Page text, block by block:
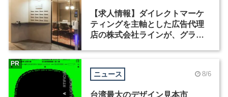
【求人情報】ダイレクトマーケ
ティングを主軸とした広告代理
店の株式会社ラインが、グラフ
ニュース 8/6
台湾最大のデザイン見本市
PR